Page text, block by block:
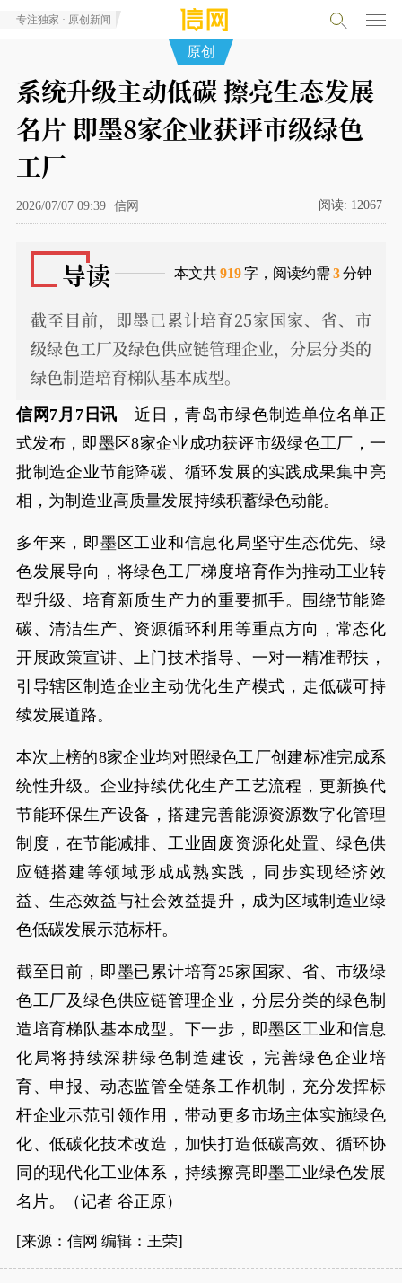
专注独家 · 原创新闻
原创
系统升级主动低碳 擦亮生态发展
名片 即墨8家企业获评市级绿色
工厂
2026/07/07 09:39 信网 阅读: 12067
导读 本文共919字，阅读约需 3分钟
截至目前，即墨已累计培育25家国家、省、市
级绿色工厂及绿色供应链管理企业，分层分类的
绿色制造培育梯队基本成型。
信网7月7日讯 近日，青岛市绿色制造单位名单正
式发布，即墨区8家企业成功获评市级绿色工厂，一
批制造企业节能降碳、循环发展的实践成果集中亮
相，为制造业高质量发展持续积蓄绿色动能。
多年来，即墨区工业和信息化局坚守生态优先、绿
色发展导向，将绿色工厂梯度培育作为推动工业转
型升级、培育新质生产力的重要抓手。围绕节能降
碳、清洁生产、资源循环利用等重点方向，常态化
开展政策宣讲、上门技术指导、一对一精准帮扶，
引导辖区制造企业主动优化生产模式，走低碳可持
续发展道路。
本次上榜的8家企业均对照绿色工厂创建标准完成系
统性升级。企业持续优化生产工艺流程，更新换代
节能环保生产设备，搭建完善能源资源数字化管理
制度，在节能减排、工业固废资源化处置、绿色供
应链搭建等领域形成成熟实践，同步实现经济效
益、生态效益与社会效益提升，成为区域制造业绿
色低碳发展示范标杆。
截至目前，即墨已累计培育25家国家、省、市级绿
色工厂及绿色供应链管理企业，分层分类的绿色制
造培育梯队基本成型。下一步，即墨区工业和信息
化局将持续深耕绿色制造建设，完善绿色企业培
育、申报、动态监管全链条工作机制，充分发挥标
杆企业示范引领作用，带动更多市场主体实施绿色
化、低碳化技术改造，加快打造低碳高效、循环协
同的现代化工业体系，持续擦亮即墨工业绿色发展
名片。（记者 谷正原）
[来源：信网 编辑：王荣]